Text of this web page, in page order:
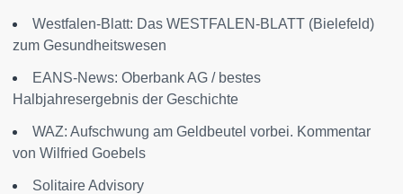
Westfalen-Blatt: Das WESTFALEN-BLATT (Bielefeld)
zum Gesundheitswesen
EANS-News: Oberbank AG / bestes
Halbjahresergebnis der Geschichte
WAZ: Aufschwung am Geldbeutel vorbei. Kommentar
von Wilfried Goebels
Solitaire Advisory